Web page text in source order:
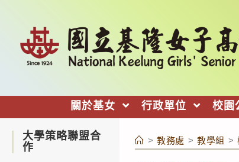
關於基女 行政單位 校園
> 教務處 > 教學組 >
大學策略聯盟合
作